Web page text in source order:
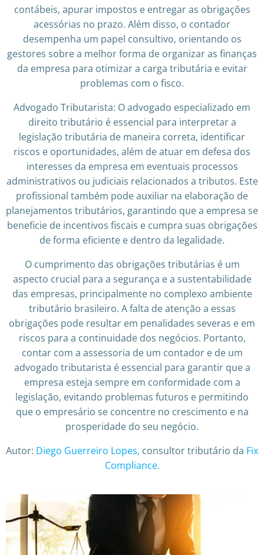
contábeis, apurar impostos e entregar as obrigações
acessórias no prazo. Além disso, o contador
desempenha um papel consultivo, orientando os
gestores sobre a melhor forma de organizar as finanças
da empresa para otimizar a carga tributária e evitar
problemas com o fisco.
Advogado Tributarista: O advogado especializado em
direito tributário é essencial para interpretar a
legislação tributária de maneira correta, identificar
riscos e oportunidades, além de atuar em defesa dos
interesses da empresa em eventuais processos
administrativos ou judiciais relacionados a tributos. Este
profissional também pode auxiliar na elaboração de
planejamentos tributários, garantindo que a empresa se
beneficie de incentivos fiscais e cumpra suas obrigações
de forma eficiente e dentro da legalidade.
O cumprimento das obrigações tributárias é um
aspecto crucial para a segurança e a sustentabilidade
das empresas, principalmente no complexo ambiente
tributário brasileiro. A falta de atenção a essas
obrigações pode resultar em penalidades severas e em
riscos para a continuidade dos negócios. Portanto,
contar com a assessoria de um contador e de um
advogado tributarista é essencial para garantir que a
empresa esteja sempre em conformidade com a
legislação, evitando problemas futuros e permitindo
que o empresário se concentre no crescimento e na
prosperidade do seu negócio.
Autor: Diego Guerreiro Lopes, consultor tributário da Fix
Compliance.